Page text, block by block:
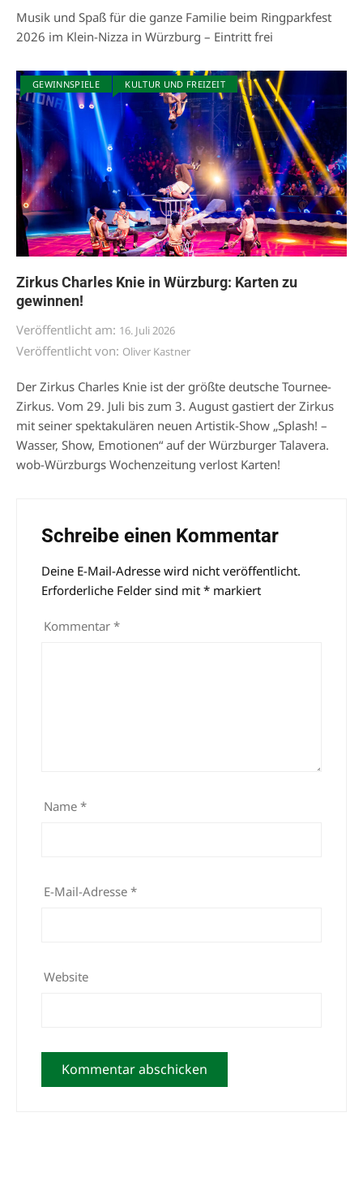
Musik und Spaß für die ganze Familie beim Ringparkfest
2026 im Klein-Nizza in Würzburg – Eintritt frei
GEWINNSPIELE KULTUR UND FREIZEIT
Zirkus Charles Knie in Würzburg: Karten zu
gewinnen!
Veröffentlicht am: 16. Juli 2026
Veröffentlicht von: Oliver Kastner
Der Zirkus Charles Knie ist der größte deutsche Tournee-
Zirkus. Vom 29. Juli bis zum 3. August gastiert der Zirkus
mit seiner spektakulären neuen Artistik-Show „Splash! –
Wasser, Show, Emotionen“ auf der Würzburger Talavera.
wob-Würzburgs Wochenzeitung verlost Karten!
Schreibe einen Kommentar
Deine E-Mail-Adresse wird nicht veröffentlicht.
Erforderliche Felder sind mit * markiert
Kommentar *
Name *
E-Mail-Adresse *
Website
Alternative: